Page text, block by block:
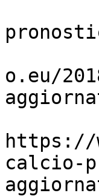
o.eu/
https://
calcio-